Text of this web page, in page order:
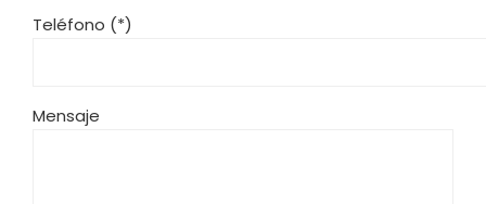
Teléfono (*)
Mensaje